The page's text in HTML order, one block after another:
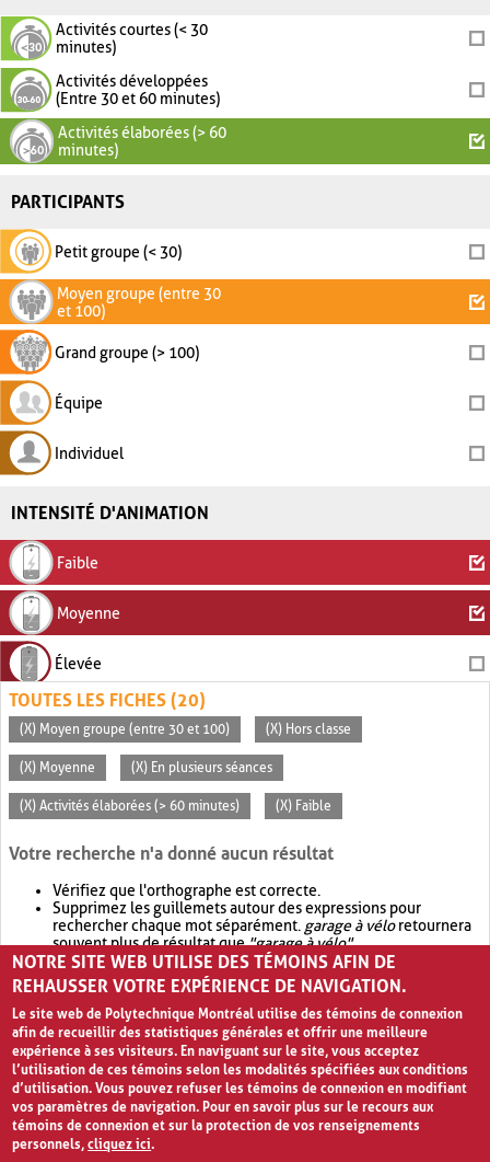
Activités courtes (< 30
minutes)
Activités développées
(Entre 30 et 60 minutes)
Activités élaborées (> 60
minutes)
PARTICIPANTS
Petit groupe (< 30)
Moyen groupe (entre 30
et 100)
Grand groupe (> 100)
Équipe
Individuel
INTENSITÉ D'ANIMATION
Faible
Moyenne
Élevée
TOUTES LES FICHES (20)
(X) Moyen groupe (entre 30 et 100) (X) Hors classe
(X) Moyenne (X) En plusieurs séances
(X) Activités élaborées (> 60 minutes) (X) Faible
Votre recherche n'a donné aucun résultat
Vérifiez que l'orthographe est correcte.
Supprimez les guillemets autour des expressions pour
rechercher chaque mot séparément. garage à véloretournera
souvent plus de résultat que"garage à vélo".
Envisagez d'élargir votre recherche avec OR.garage OR vélo
retournera souvent plus de résultat quegarage à vélo
NOTRE SITE WEB UTILISE DES TÉMOINS AFIN DE
REHAUSSER VOTRE EXPÉRIENCE DE NAVIGATION.
Le site web de Polytechnique Montréal utilise des témoins de connexion
afin de recueillir des statistiques générales et offrir une meilleure
expérience à ses visiteurs. En naviguant sur le site, vous acceptez
l’utilisation de ces témoins selon les modalités spécifiées aux conditions
d’utilisation. Vous pouvez refuser les témoins de connexion en modifiant
vos paramètres de navigation. Pour en savoir plus sur le recours aux
témoins de connexion et sur la protection de vos renseignements
personnels,cliquez ici.